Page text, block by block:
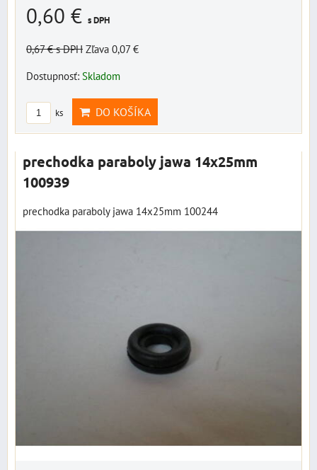
0,60 € s DPH
0,67 €s DPH Zľava 0,07 €
Dostupnosť: Skladom
ks DO KOŠÍKA
prechodka paraboly jawa 14x25mm
100939
prechodka paraboly jawa 14x25mm 100244